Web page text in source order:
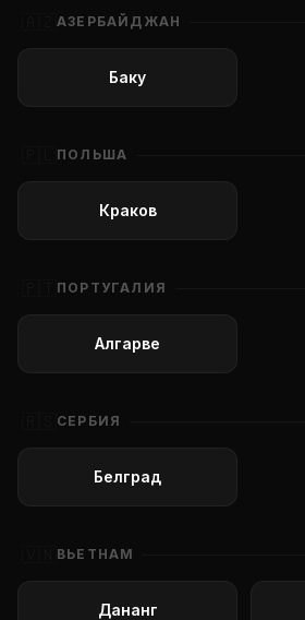
АЗЕРБАЙДЖАН
Баку
ПОЛЬША
Краков
ПОРТУГАЛИЯ
Алгарве
СЕРБИЯ
Белград
ВЬЕТНАМ
Дананг